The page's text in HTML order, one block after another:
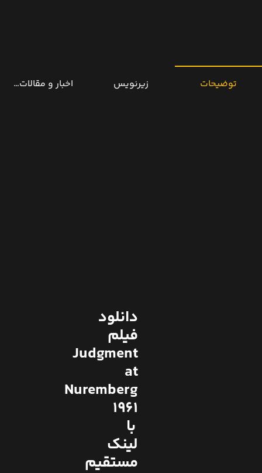
توضیحات زیرنویس اخبار و مقالات
دانلود
فیلم
Judgment
at
Nuremberg
1961
با
لینک
مستقیم